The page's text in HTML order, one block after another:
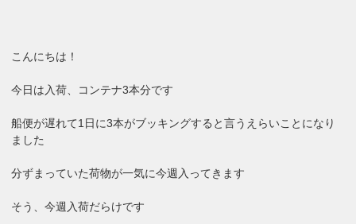
こんにちは！
今日は入荷、コンテナ3本分です
船便が遅れて1日に3本がブッキングすると言うえらいことになり
ました
分ずまっていた荷物が一気に今週入ってきます
そう、今週入荷だらけです